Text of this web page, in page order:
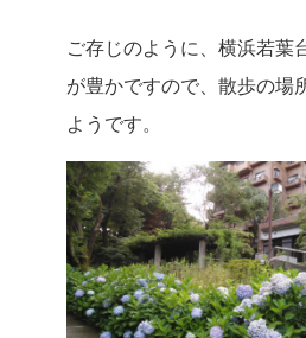
ご存じのように、横浜若葉
が豊かですので、散歩の場
ようです。